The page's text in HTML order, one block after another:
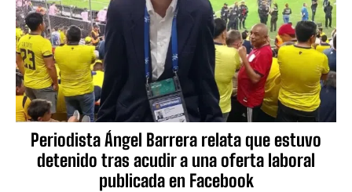
Periodista Ángel Barrera relata que estuvo
detenido tras acudir a una oferta laboral
publicada en Facebook